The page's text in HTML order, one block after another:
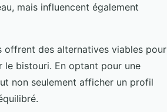
mais influencent également
offrent des alternatives viables pour
le bistouri. En optant pour une
non seulement afficher un profil